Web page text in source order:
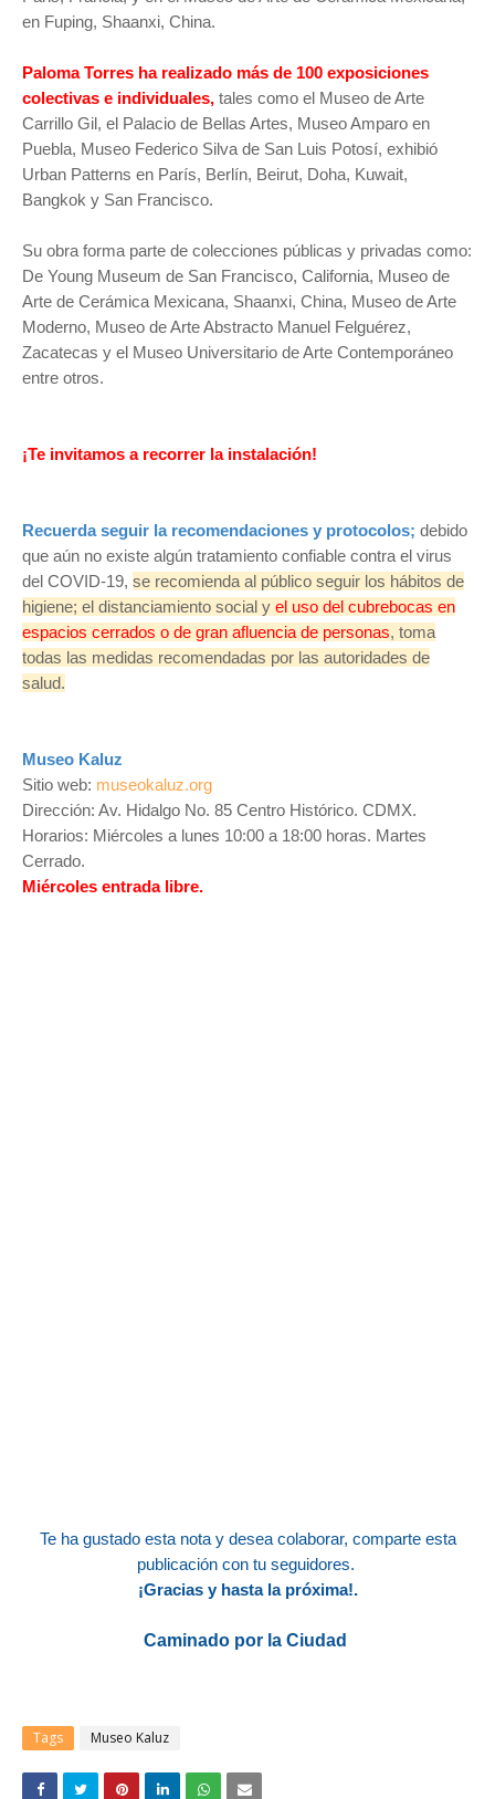
en Fuping, Shaanxi, China.
Paloma Torres ha realizado más de 100 exposiciones
colectivas e individuales, tales como el Museo de Arte
Carrillo Gil, el Palacio de Bellas Artes, Museo Amparo en
Puebla, Museo Federico Silva de San Luis Potosí, exhibió
Urban Patterns en París, Berlín, Beirut, Doha, Kuwait,
Bangkok y San Francisco.
Su obra forma parte de colecciones públicas y privadas como:
De Young Museum de San Francisco, California, Museo de
Arte de Cerámica Mexicana, Shaanxi, China, Museo de Arte
Moderno, Museo de Arte Abstracto Manuel Felguérez,
Zacatecas y el Museo Universitario de Arte Contemporáneo
entre otros.
¡Te invitamos a recorrer la instalación!
Recuerda seguir la recomendaciones y protocolos; debido
que aún no existe algún tratamiento confiable contra el virus
del COVID-19, se recomienda al público seguir los hábitos de
higiene; el distanciamiento social y el uso del cubrebocas en
espacios cerrados o de gran afluencia de personas, toma
todas las medidas recomendadas por las autoridades de
salud.
Museo Kaluz
Sitio web: museokaluz.org
Dirección: Av. Hidalgo No. 85 Centro Histórico. CDMX.
Horarios: Miércoles a lunes 10:00 a 18:00 horas. Martes
Cerrado.
Miércoles entrada libre.
Te ha gustado esta nota y desea colaborar, comparte esta
publicación con tu seguidores.
¡Gracias y hasta la próxima!.
Caminado por la Ciudad
Tags Museo Kaluz